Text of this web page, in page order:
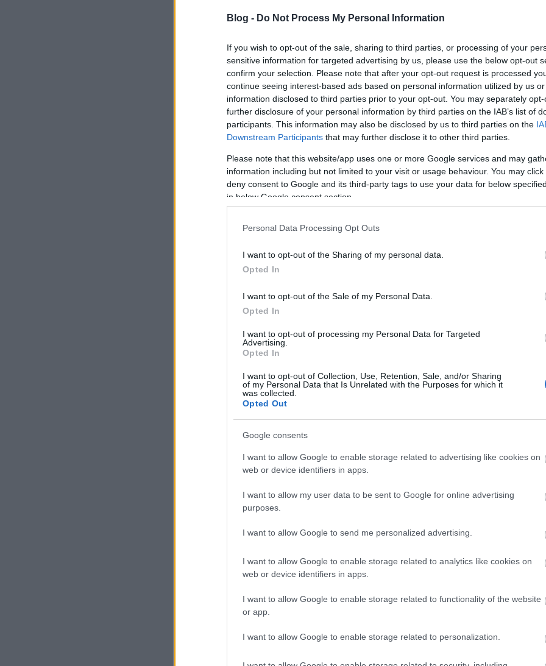
Blog - Do Not Process My Personal Information
If you wish to opt-out of the sale, sharing to third parties, or processing of your
sensitive information for targeted advertising by us, please use the below opt-out
confirm your selection. Please note that after your opt-out request is processed
continue seeing interest-based ads based on personal information utilized by us
information disclosed to third parties prior to your opt-out. You may separately
further disclosure of your personal information by third parties on the IAB’s list of
participants. This information may also be disclosed by us to third parties on the
Downstream Participants that may further disclose it to other third parties.
Please note that this website/app uses one or more Google services and may
information including but not limited to your visit or usage behaviour. You may
deny consent to Google and its third-party tags to use your data for below
in below Google consent section.
Personal Data Processing Opt Outs
I want to opt-out of the Sharing of my personal data.
Opted In
I want to opt-out of the Sale of my Personal Data.
Opted In
I want to opt-out of processing my Personal Data for Targeted
Advertising.
Opted In
I want to opt-out of Collection, Use, Retention, Sale, and/or Sharing
of my Personal Data that Is Unrelated with the Purposes for which it
was collected.
Opted Out
Google consents
I want to allow Google to enable storage related to advertising like cookies on
web or device identifiers in apps.
I want to allow my user data to be sent to Google for online advertising
purposes.
I want to allow Google to send me personalized advertising.
I want to allow Google to enable storage related to analytics like cookies on
web or device identifiers in apps.
I want to allow Google to enable storage related to functionality of the website
or app.
I want to allow Google to enable storage related to personalization.
)